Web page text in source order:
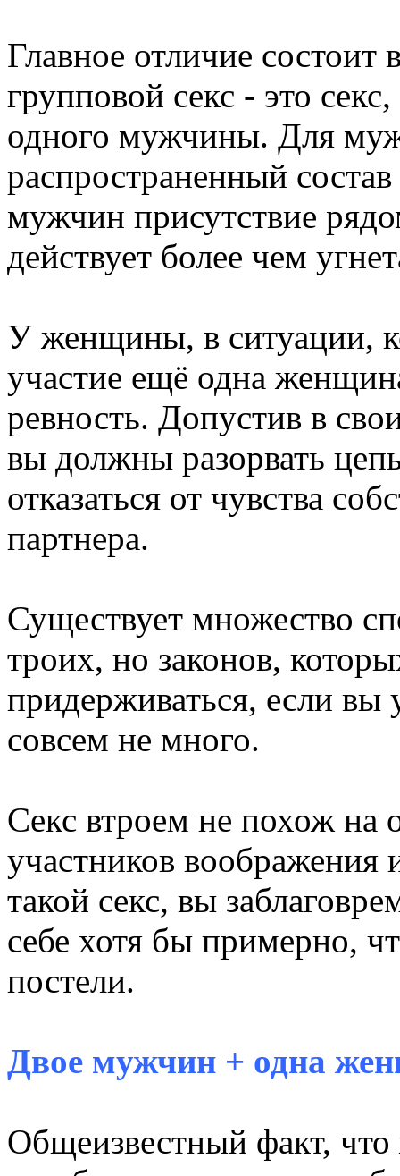
Главное отличие
групповой секс - это
одного мужчины. Для
распространенный
мужчин присутствие
действует более чем
У женщины, в ситуации,
участие ещё одна
ревность. Допустив в
вы должны разорвать
отказаться от чувства
партнера.
Существует множество
троих, но законов,
придерживаться, если вы
совсем не много.
Секс втроем не похож на
участников воображения
такой секс, вы
себе хотя бы примерно,
постели.
Двое мужчин + одна
Общеизвестный факт,